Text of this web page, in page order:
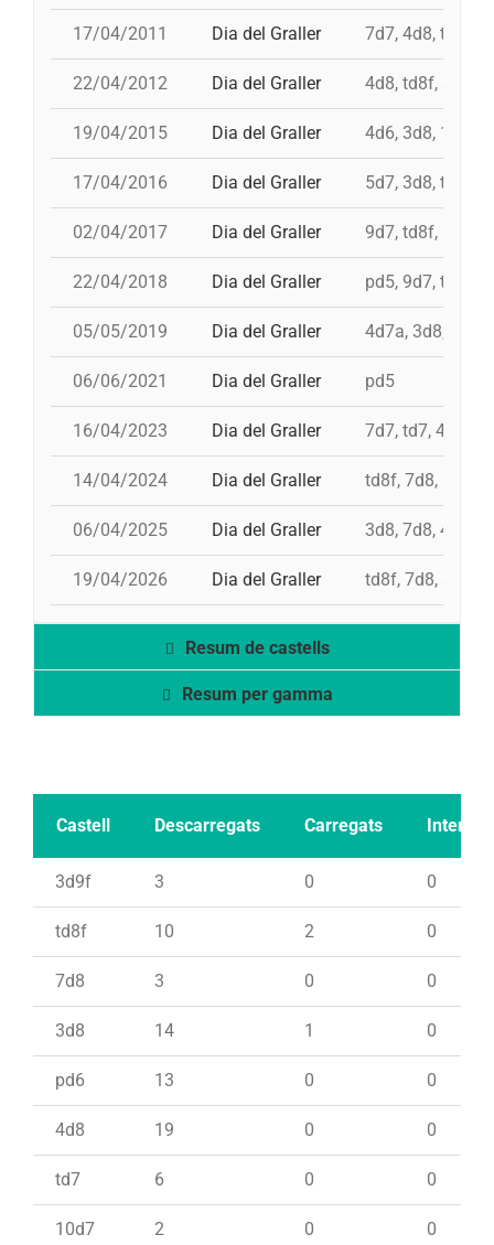
17/04/2011 Dia del Graller 7d7, 4d8, td8f,
22/04/2012 Dia del Graller 4d8, td8f, 3d8,
19/04/2015 Dia del Graller 4d6, 3d8, 10d7,
17/04/2016 Dia del Graller 5d7, 3d8, td8f,
02/04/2017 Dia del Graller 9d7, td8f, 3d9f,
22/04/2018 Dia del Graller pd5, 9d7, td8f,
05/05/2019 Dia del Graller 4d7a, 3d8, td7,
06/06/2021 Dia del Graller pd5
16/04/2023 Dia del Graller 7d7, td7, 4d8,
14/04/2024 Dia del Graller td8f, 7d8, 3d9f,
06/04/2025 Dia del Graller 3d8, 7d8, 4d8,
19/04/2026 Dia del Graller td8f, 7d8, 3d8,
Resum de castells
Resum per gamma
Castell Descarregats Carregats Intents
3d9f 3 0 0
td8f 10 2 0
7d8 3 0 0
3d8 14 1 0
pd6 13 0 0
4d8 19 0 0
td7 6 0 0
10d7 2 0 0